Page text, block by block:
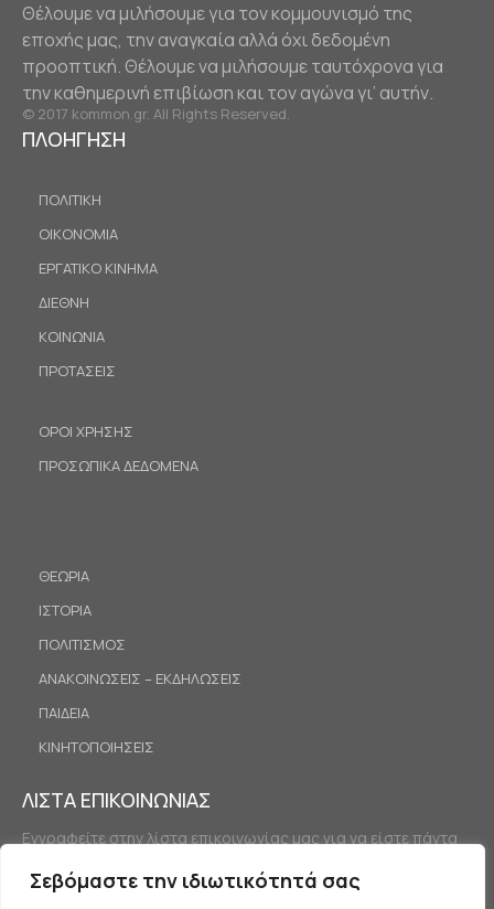
Σεβόμαστε την ιδιωτικότητά σας
Θέλουμε να μιλήσουμε για τον κομμουνισμό της
εποχής μας, την αναγκαία αλλά όχι δεδομένη
προοπτική. Θέλουμε να μιλήσουμε ταυτόχρονα για
την καθημερινή επιβίωση και τον αγώνα γι’ αυτήν.
© 2017 kommon.gr. All Rights Reserved.
ΠΛΟΗΓΗΣΗ
ΠΟΛΙΤΙΚΗ
ΟΙΚΟΝΟΜΙΑ
ΕΡΓΑΤΙΚΟ ΚΙΝΗΜΑ
ΔΙΕΘΝΗ
ΚΟΙΝΩΝΙΑ
ΠΡΟΤΑΣΕΙΣ
ΟΡΟΙ ΧΡΗΣΗΣ
ΠΡΟΣΩΠΙΚΑ ΔΕΔΟΜΕΝΑ
ΘΕΩΡΙΑ
ΙΣΤΟΡΙΑ
ΠΟΛΙΤΙΣΜΟΣ
ΑΝΑΚΟΙΝΩΣΕΙΣ – ΕΚΔΗΛΩΣΕΙΣ
ΠΑΙΔΕΙΑ
ΚΙΝΗΤΟΠΟΙΗΣΕΙΣ
ΛΙΣΤΑ ΕΠΙΚΟΙΝΩΝΙΑΣ
Εγγραφείτε στην λίστα επικοινωνίας μας για να είστε πάντα